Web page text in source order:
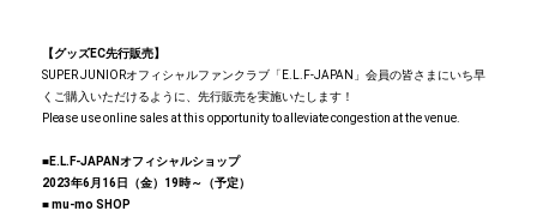
【グッズEC先行販売】
SUPER JUNIORオフィシャルファンクラブ「E.L.F-JAPAN」会員の皆さまにいち早
くご購入いただけるように、先行販売を実施いたします！
Please use online sales at this opportunity to alleviate congestion at the venue.
■E.L.F-JAPANオフィシャルショップ
2023年6月16日（金）19時～（予定）
■ mu-mo SHOP